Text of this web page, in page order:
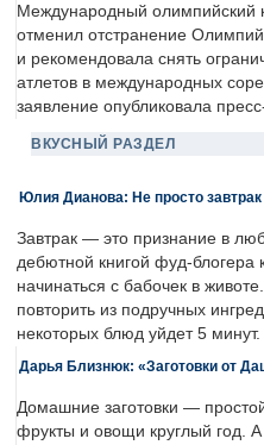
Международный
отменил отстранение
и рекомендовала снять
атлетов в международных
заявление опубликовала
ВКУСНЫЙ РАЗДЕЛ
Юлия Дианова: Не просто завтрак
Завтрак — это признание в
дебютной книгой фуд-блогера
начинаться с бабочек в
повторить из подручных
некоторых блюд уйдет 5 минут.
Дарья Близнюк: «Заготовки от
Домашние заготовки —
фрукты и овощи круглый год.